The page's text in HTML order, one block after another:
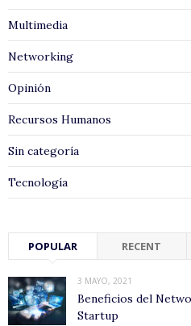
Multimedia
Networking
Opinión
Recursos Humanos
Sin categoría
Tecnología
POPULAR RECENT
3 MAYO, 2021
Beneficios del
Startup